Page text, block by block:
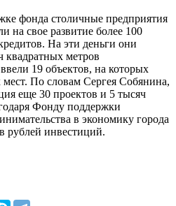
фонда столичные предприятия
на свое развитие более 100
На эти деньги они
квадратных метров
19 объектов, на которых
мест. По словам Сергея Собянина,
еще 30 проектов и 5 тысяч
Фонду поддержки
в экономику города
рублей инвестиций.